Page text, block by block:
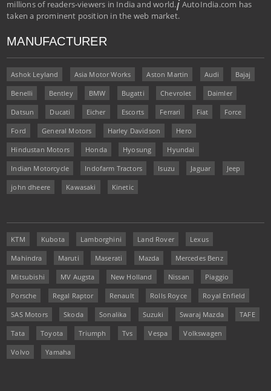
millions of readers-viewers in India and world.iAutoIndia.com has
taken a prominent position in the web market.
MANUFACTURER
Ashok Leyland Asia Motor Works Aston Martin Audi Bajaj
Benelli Bentley BMW Bugatti Chevrolet Daimler
Datsun Ducati Eicher Escorts Ferrari Fiat Force
Ford General Motors Harley Davidson Hero
Hindustan Motors Honda Hyosung Hyundai
Indian Motorcycle Indofarm Tractors Isuzu Jaguar Jeep
john dheere Kawasaki Kinetic
KTM Kubota Lamborghini Land Rover Lexus
Mahindra Maruti Maserati Mazda Mercedes Benz
Mitsubishi MV Augsta New Holland Nissan Piaggio
Porsche Regal Raptor Renault Rolls Royce Royal Enfield
SAS Motors Skoda Sonalika Suzuki Swaraj Mazda TAFE
Tata Toyota Triumph Tvs Vespa Volkswagen
Volvo Yamaha